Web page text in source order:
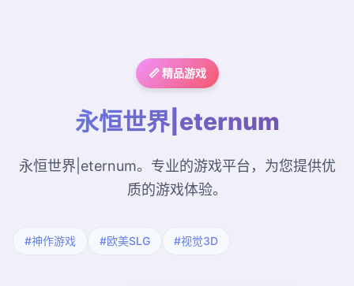
📏 精品游戏
永恒世界|eternum
永恒世界|eternum。专业的游戏平台，为您提供优
质的游戏体验。
#神作游戏 #欧美SLG #视觉3D